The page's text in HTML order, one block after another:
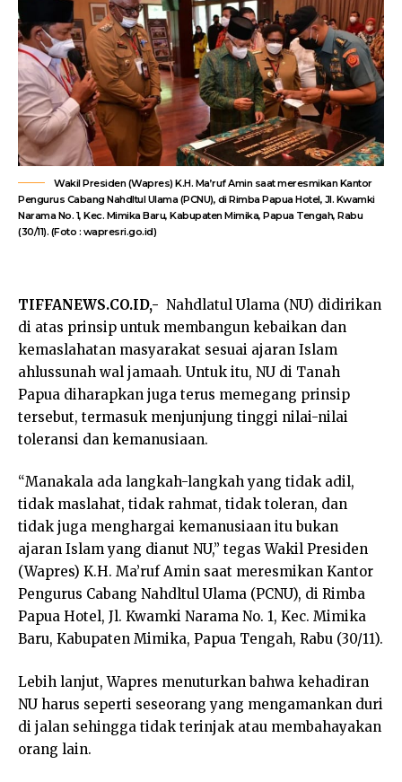
Wakil Presiden (Wapres) K.H. Ma’ruf Amin saat meresmikan Kantor
Pengurus Cabang Nahdltul Ulama (PCNU), di Rimba Papua Hotel, Jl. Kwamki
Narama No. 1, Kec. Mimika Baru, Kabupaten Mimika, Papua Tengah, Rabu
(30/11). (Foto : wapresri.go.id)
TIFFANEWS.CO.ID,- Nahdlatul Ulama (NU) didirikan
di atas prinsip untuk membangun kebaikan dan
kemaslahatan masyarakat sesuai ajaran Islam
ahlussunah wal jamaah. Untuk itu, NU di Tanah
Papua diharapkan juga terus memegang prinsip
tersebut, termasuk menjunjung tinggi nilai-nilai
toleransi dan kemanusiaan.
“Manakala ada langkah-langkah yang tidak adil,
tidak maslahat, tidak rahmat, tidak toleran, dan
tidak juga menghargai kemanusiaan itu bukan
ajaran Islam yang dianut NU,” tegas Wakil Presiden
(Wapres) K.H. Ma’ruf Amin saat meresmikan Kantor
Pengurus Cabang Nahdltul Ulama (PCNU), di Rimba
Papua Hotel, Jl. Kwamki Narama No. 1, Kec. Mimika
Baru, Kabupaten Mimika, Papua Tengah, Rabu (30/11).
Lebih lanjut, Wapres menuturkan bahwa kehadiran
NU harus seperti seseorang yang mengamankan duri
di jalan sehingga tidak terinjak atau membahayakan
orang lain.